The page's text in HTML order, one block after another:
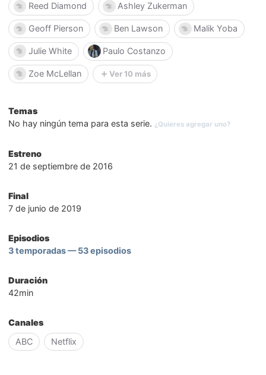
Reed Diamond Ashley Zukerman
Geoff Pierson Ben Lawson Malik Yoba
Julie White Paulo Costanzo
Zoe McLellan Ver 10 más
Temas
No hay ningún tema para esta serie. ¿Quieres agregar uno?
Estreno
21 de septiembre de 2016
Final
7 de junio de 2019
Episodios
3 temporadas — 53 episodios
Duración
42min
Canales
ABC
Netflix